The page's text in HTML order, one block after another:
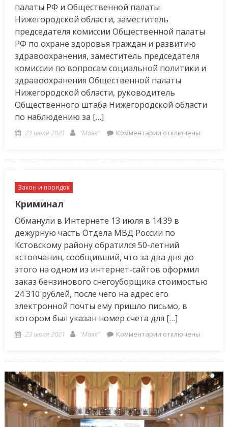
палаты РФ и Общественной палаты
Нижегородской области, заместитель
председателя комиссии Общественной палаты
РФ по охране здоровья граждан и развитию
здравоохранения, заместитель председателя
комиссии по вопросам социальной политики и
здравоохранения Общественной палаты
Нижегородской области, руководитель
Общественного штаба Нижегородской области
по наблюдению за […]
Posted
23 июля 2021 Author
"Маяк" Комментариик
это
необходимость»,
–
Валентина
Цывова
отключены
Закон и порядок
Криминал
Обманули в Интернете 13 июля в 14:39 в
дежурную часть Отдела МВД России по
Кстовскому району обратился 50-летний
кстовчанин, сообщивший, что за два дня до
этого на одном из интернет-сайтов оформил
заказ бензинового снегоуборщика стоимостью
24 310 рублей, после чего на адрес его
электронной почты ему пришло письмо, в
котором был указан номер счета для […]
Posted
23 июля 2021 Author
"Маяк" Комментариикотключены